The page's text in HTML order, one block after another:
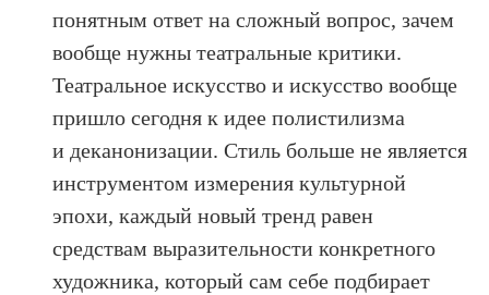
понятным ответ на сложный вопрос, зачем
вообще нужны театральные критики.
Театральное искусство и искусство вообще
пришло сегодня к идее полистилизма
и деканонизации. Стиль больше не является
инструментом измерения культурной
эпохи, каждый новый тренд равен
средствам выразительности конкретного
художника, который сам себе подбирает